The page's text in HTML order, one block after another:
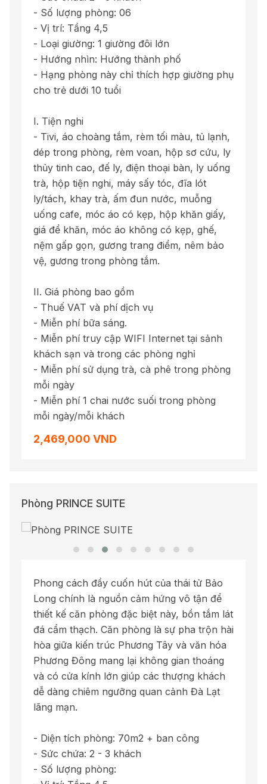
- Số lượng phòng: 06
- Vị trí: Tầng 4,5
- Loại giường: 1 giường đôi lớn
- Hướng nhìn: Hướng thành phố
- Hạng phòng này chỉ thích hợp giường phụ
cho trẻ dưới 10 tuổi
I. Tiện nghi
- Tivi, áo choàng tắm, rèm tối màu, tủ lạnh,
dép trong phòng, rèm voan, hộp sơ cứu, ly
thủy tinh cao, đế ly, điện thoại bàn, ly uống
trà, hộp tiện nghi, máy sấy tóc, đĩa lót
ly/tách, khay trà, ấm đun nước, muỗng
uống cafe, móc áo có kẹp, hộp khăn giấy,
giá để khăn, móc áo không có kẹp, ghế,
nệm gấp gọn, gương trang điểm, nêm bảo
vệ, gương trong phòng tắm.
II. Giá phòng bao gồm
- Thuế VAT và phí dịch vụ
- Miễn phí bữa sáng.
- Miễn phí truy cập WIFI Internet tại sảnh
khách sạn và trong các phòng nghỉ
- Miễn phí sử dụng trà, cà phê trong phòng
mỗi ngày
- Miễn phí 1 chai nước suối trong phòng
mỗi ngày/mỗi khách
2,469,000 VND
Phòng PRINCE SUITE
Phong cách đầy cuốn hút của thái tử Bảo
Long chính là nguồn cảm hứng vô tận để
thiết kế căn phòng đặc biệt này, bồn tắm lát
đá cẩm thạch. Căn phòng là sự pha trộn hài
hòa giữa kiến trúc Phương Tây và văn hóa
Phương Đông mang lại không gian thoáng
và có cửa kính lớn giúp các thượng khách
dễ dàng chiêm ngưỡng quan cảnh Đà Lạt
lãng mạn.
- Diện tích phòng: 70m2 + ban công
- Sức chứa: 2 - 3 khách
- Số lượng phòng: